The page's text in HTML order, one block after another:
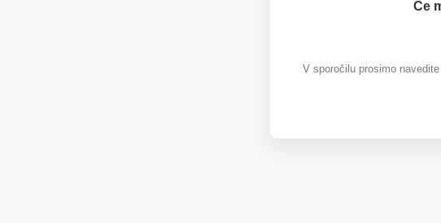
Če
V sporočilu prosimo